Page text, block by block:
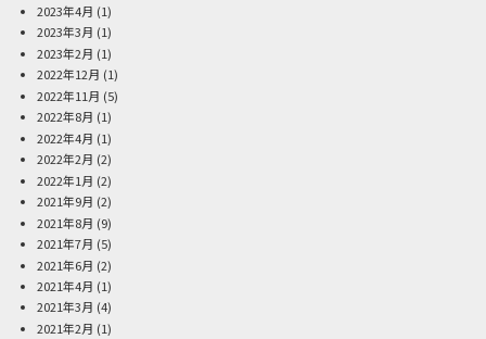
2023年4月 (1)
2023年3月 (1)
2023年2月 (1)
2022年12月 (1)
2022年11月 (5)
2022年8月 (1)
2022年4月 (1)
2022年2月 (2)
2022年1月 (2)
2021年9月 (2)
2021年8月 (9)
2021年7月 (5)
2021年6月 (2)
2021年4月 (1)
2021年3月 (4)
2021年2月 (1)